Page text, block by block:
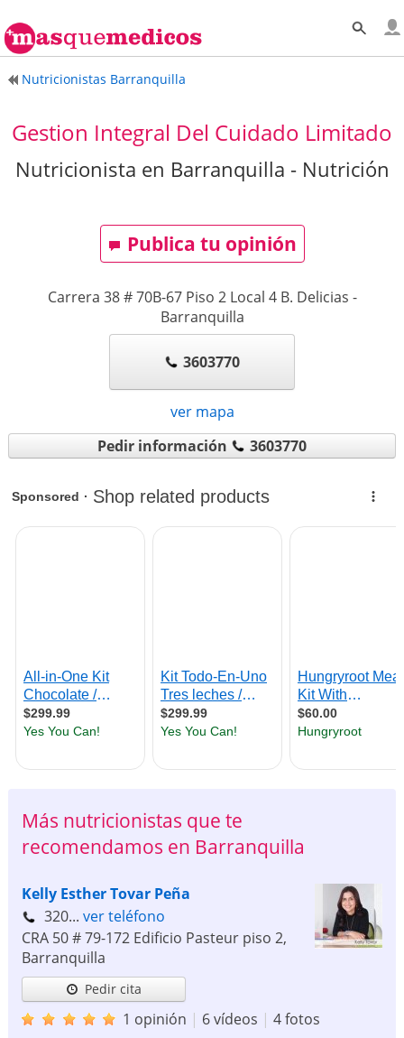
Nutricionistas Barranquilla
Gestion Integral Del Cuidado Limitado
Nutricionista en Barranquilla - Nutrición
Publica tu opinión
Carrera 38 # 70B-67 Piso 2 Local 4 B. Delicias -
Barranquilla
3603770
ver mapa
Pedir información
3603770
Más nutricionistas que te
recomendamos en Barranquilla
Kelly Esther Tovar Peña
320... ver teléfono
CRA 50 # 79-172 Edificio Pasteur piso 2,
Barranquilla
Pedir cita
1 opinión | 6 vídeos | 4 fotos